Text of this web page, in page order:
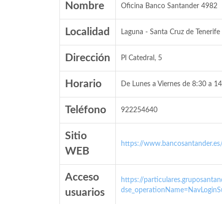
Nombre Oficina Banco Santander 4982
Localidad Laguna - Santa Cruz de Tenerife
Dirección Pl Catedral, 5
Horario De Lunes a Viernes de 8:30 a
Teléfono 922254640
Sitio
WEB
https://
Acceso
usuarios
https://